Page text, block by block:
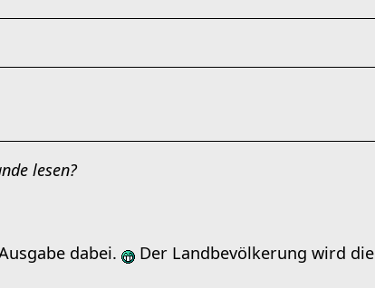
lesen?
dabei.
Der Landbevölkerung wird die